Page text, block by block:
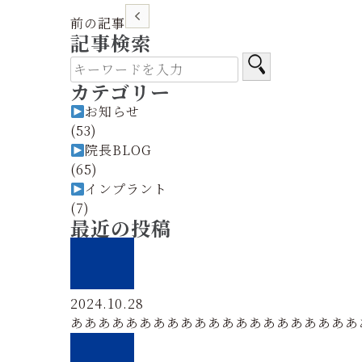
前の記事
記事検索
カテゴリー
お知らせ
(53)
院長BLOG
(65)
インプラント
(7)
最近の投稿
2024.10.28
ああああああああああああああああああああ